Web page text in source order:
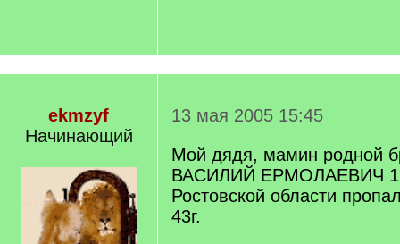
ekmzyf
Начинающий
13 мая 2005 15:45
Мой дядя, мамин родной
ВАСИЛИЙ ЕРМОЛАЕВИЧ
Ростовской области
43г.